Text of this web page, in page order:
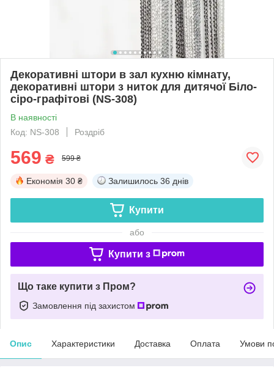
Декоративні штори в зал кухню кімнату,
декоративні штори з ниток для дитячої Біло-
сіро-графітові (NS-308)
В наявності
Код: NS-308
Роздріб
569 ₴ 599 ₴
Економія 30 ₴ Залишилось 36 днів
Купити
або
Купити з
Що таке купити з Пром?
Замовлення під захистом
Опис Характеристики Доставка Оплата Умови